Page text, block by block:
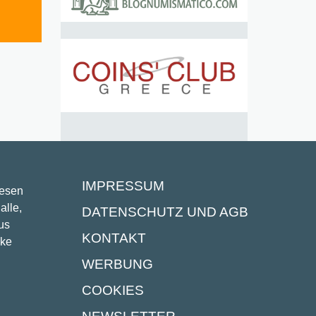
IMPRESSUM
DATENSCHUTZ UND AGB
KONTAKT
WERBUNG
COOKIES